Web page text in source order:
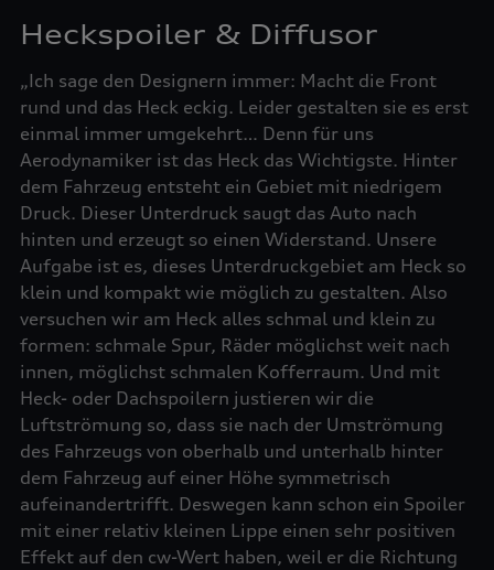
Heckspoiler & Diffusor
„Ich sage den Designern immer: Macht die Front
rund und das Heck eckig. Leider gestalten sie es erst
einmal immer umgekehrt… Denn für uns
Aerodynamiker ist das Heck das Wichtigste. Hinter
dem Fahrzeug entsteht ein Gebiet mit niedrigem
Druck. Dieser Unterdruck saugt das Auto nach
hinten und erzeugt so einen Widerstand. Unsere
Aufgabe ist es, dieses Unterdruckgebiet am Heck so
klein und kompakt wie möglich zu gestalten. Also
versuchen wir am Heck alles schmal und klein zu
formen: schmale Spur, Räder möglichst weit nach
innen, möglichst schmalen Kofferraum. Und mit
Heck- oder Dachspoilern justieren wir die
Luftströmung so, dass sie nach der Umströmung
des Fahrzeugs von oberhalb und unterhalb hinter
dem Fahrzeug auf einer Höhe symmetrisch
aufeinandertrifft. Deswegen kann schon ein Spoiler
mit einer relativ kleinen Lippe einen sehr positiven
Effekt auf den cw-Wert haben, weil er die Richtung